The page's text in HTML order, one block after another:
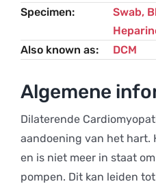
Specimen
Swab,
Also known as
DCM
Algemene
Dilaterende
aandoening van het hart.
en is niet meer in staat
pompen. Dit kan leiden